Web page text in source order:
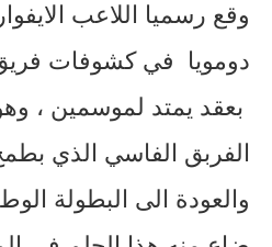
وقع رسميا اللاعب
دومويا في كشوفات
بعقد يمتد لموسمين ،
الفربق الفاسي الذي
والعودة الى البطولة